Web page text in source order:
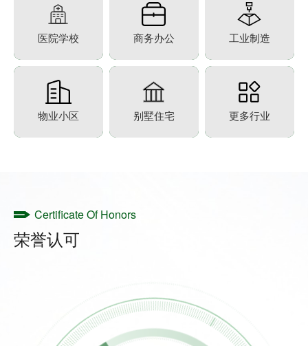
医院学校 商务办公 工业制造
物业小区 别墅住宅 更多行业
Certificate Of Honors
荣誉认可